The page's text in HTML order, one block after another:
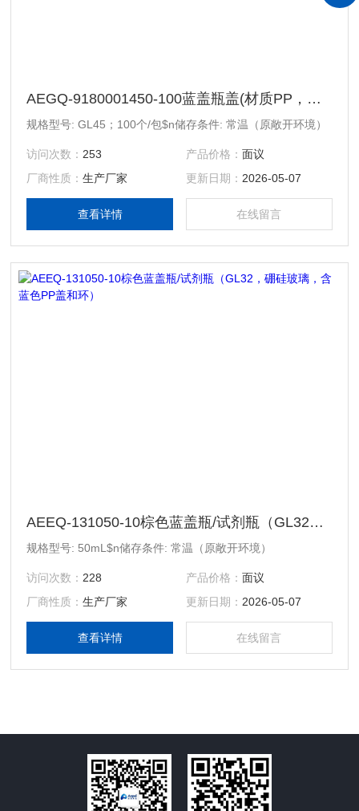
AEGQ-9180001450-100蓝盖瓶盖(材质PP，含蓝色密封圈)
规格型号: GL45；100个/包$n储存条件: 常温（原敞开环境）
访问次数： 253 产品价格： 面议
厂商性质：生产厂家 更新日期： 2026-05-07
查看详情 在线留言
AEEQ-131050-10棕色蓝盖瓶/试剂瓶（GL32，硼硅玻璃，含蓝色PP盖和环）
规格型号: 50mL$n储存条件: 常温（原敞开环境）
访问次数： 228 产品价格： 面议
厂商性质：生产厂家 更新日期： 2026-05-07
查看详情 在线留言